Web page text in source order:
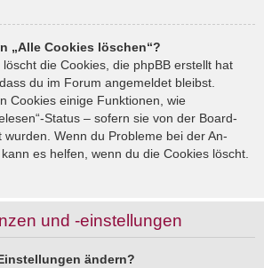
„Alle Cookies löschen“?
löscht die Cookies, die phpBB erstellt hat
du im Forum angemeldet bleibst.
Cookies einige Funktionen, wie
Status – sofern sie von der Board-
Wenn du Probleme bei der An-
es helfen, wenn du die Cookies löscht.
und -einstellungen
ändern?